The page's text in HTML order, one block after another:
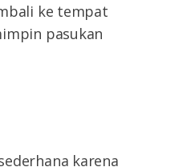
ke tempat
pasukan
karena